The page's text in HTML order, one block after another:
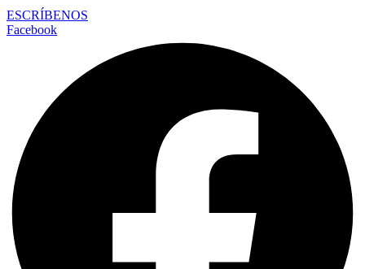
ESCRÍBENOS
Facebook